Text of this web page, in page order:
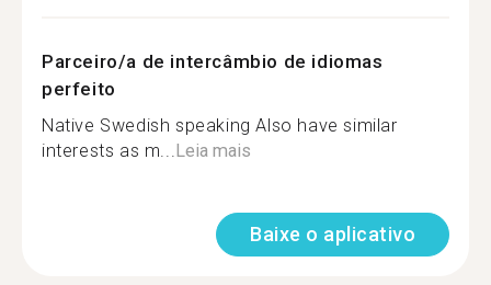
Parceiro/a de intercâmbio de idiomas
perfeito
Native Swedish speaking Also have similar
interests as m... Leia mais
Baixe o aplicativo